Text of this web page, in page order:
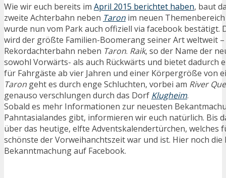
Wie wir euch bereits im April 2015 berichtet haben, baut
zweite Achterbahn neben Taron im neuen
wurde nun vom Park auch offiziell via facebook bestätigt.
wird der größte Familien-Boomerang seiner Art weltweit
Rekordachterbahn neben Taron. Raik, so der Name der
sowohl Vorwärts- als auch Rückwärts und bietet dadurch
für Fahrgäste ab vier Jahren und einer Körpergröße von
Taron geht es durch enge Schluchten, vorbei am River
genauso verschlungen durch das Dorf Klugheim.
Sobald es mehr Informationen zur neuesten
Pahntasialandes gibt, informieren wir euch natürlich. Bis
über das heutige, elfte Adventskalendertürchen, welches
schönste der Vorweihanchtszeit war und ist. Hier noch die
Bekanntmachung auf Facebook.